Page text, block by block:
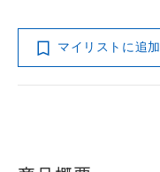
マイリストに追加